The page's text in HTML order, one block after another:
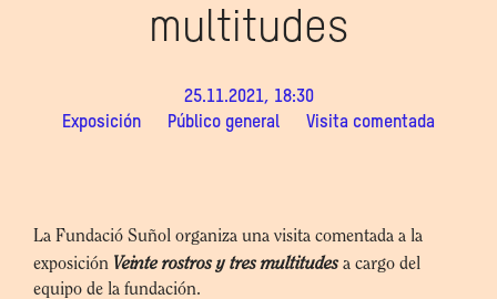
multitudes
25.11.2021, 18:30
Exposición
Público general Visita comentada
La Fundació Suñol organiza una visita comentada a la
exposición Veinte rostros y tres multitudes a cargo del
equipo de la fundación.